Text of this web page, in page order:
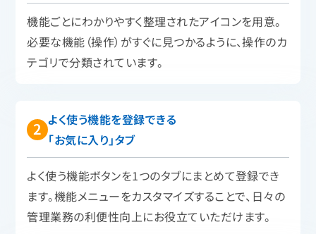
機能ごとにわかりやすく整理されたアイコンを用意。
必要な機能（操作）がすぐに見つかるように、操作のカ
テゴリで分類されています。
よく使う機能を登録できる
「お気に入り」タブ
よく使う機能ボタンを1つのタブにまとめて登録でき
ます。機能メニューをカスタマイズすることで、日々の
管理業務の利便性向上にお役立ていただけます。